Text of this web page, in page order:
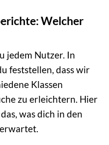
Welcher
jedem Nutzer. In
feststellen, dass wir
Klassen
zu erleichtern. Hier
was dich in den